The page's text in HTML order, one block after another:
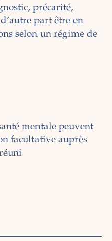
précarité,
part être en
selon un régime de
mentale peuvent
facultative auprès